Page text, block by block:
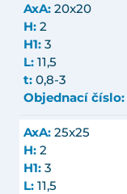
AxA: 20x20
H: 2
H1: 3
L: 11,5
t: 0,8-3
Objednací číslo:
AxA: 25x25
H: 2
H1: 3
L: 11,5